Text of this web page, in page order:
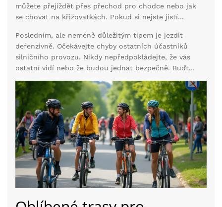
můžete přejíždět přes přechod pro chodce nebo jak
se chovat na křižovatkách. Pokud si nejste jistí
přednost ostatním vozidlům.
Posledním, ale neméně důležitým tipem je jezdit
defenzivně. Očekávejte chyby ostatních účastníků
silničního provozu. Nikdy nepředpokládejte, že vás
ostatní vidí nebo že budou jednat bezpečně. Buďte
než abyste riskovali nehodu.